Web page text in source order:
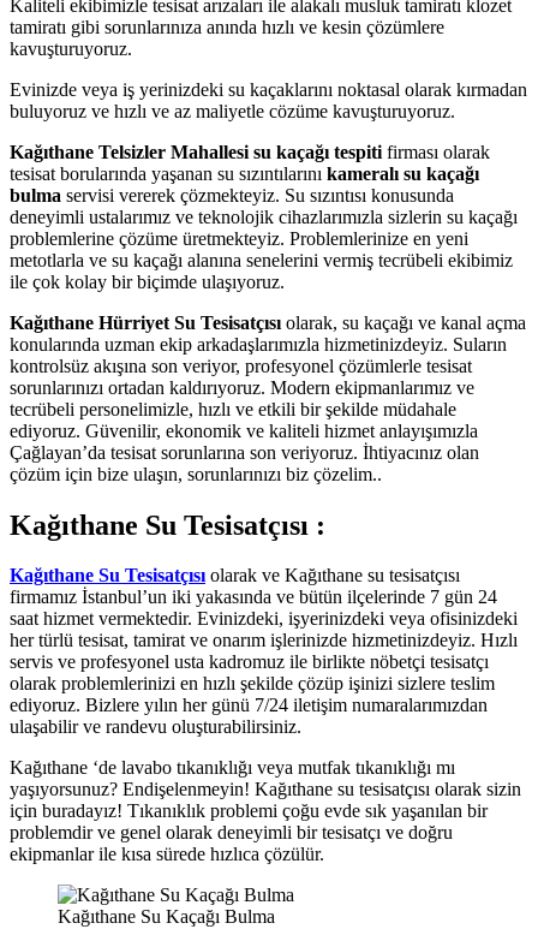
Kaliteli ekibimizle tesisat arızaları ile alakalı musluk tamiratı klozet
tamiratı gibi sorunlarınıza anında hızlı ve kesin çözümlere
kavuşturuyoruz.
Evinizde veya iş yerinizdeki su kaçaklarını noktasal olarak kırmadan
buluyoruz ve hızlı ve az maliyetle cözüme kavuşturuyoruz.
Kağıthane Telsizler Mahallesi su kaçağı tespiti firması olarak
tesisat borularında yaşanan su sızıntılarını kameralı su kaçağı
bulma servisi vererek çözmekteyiz. Su sızıntısı konusunda
deneyimli ustalarımız ve teknolojik cihazlarımızla sizlerin su kaçağı
problemlerine çözüme üretmekteyiz. Problemlerinize en yeni
metotlarla ve su kaçağı alanına senelerini vermiş tecrübeli ekibimiz
ile çok kolay bir biçimde ulaşıyoruz.
Kağıthane Hürriyet Su Tesisatçısı olarak, su kaçağı ve kanal açma
konularında uzman ekip arkadaşlarımızla hizmetinizdeyiz. Suların
kontrolsüz akışına son veriyor, profesyonel çözümlerle tesisat
sorunlarınızı ortadan kaldırıyoruz. Modern ekipmanlarımız ve
tecrübeli personelimizle, hızlı ve etkili bir şekilde müdahale
ediyoruz. Güvenilir, ekonomik ve kaliteli hizmet anlayışımızla
Çağlayan’da tesisat sorunlarına son veriyoruz. İhtiyacınız olan
çözüm için bize ulaşın, sorunlarınızı biz çözelim..
Kağıthane Su Tesisatçısı :
Kağıthane Su Tesisatçısıolarak ve Kağıthane su tesisatçısı
firmamız İstanbul’un iki yakasında ve bütün ilçelerinde 7 gün 24
saat hizmet vermektedir. Evinizdeki, işyerinizdeki veya ofisinizdeki
her türlü tesisat, tamirat ve onarım işlerinizde hizmetinizdeyiz. Hızlı
servis ve profesyonel usta kadromuz ile birlikte nöbetçi tesisatçı
olarak problemlerinizi en hızlı şekilde çözüp işinizi sizlere teslim
ediyoruz. Bizlere yılın her günü 7/24 iletişim numaralarımızdan
ulaşabilir ve randevu oluşturabilirsiniz.
Kağıthane ‘de lavabo tıkanıklığı veya mutfak tıkanıklığı mı
yaşıyorsunuz? Endişelenmeyin! Kağıthane su tesisatçısı olarak sizin
için buradayız! Tıkanıklık problemi çoğu evde sık yaşanılan bir
problemdir ve genel olarak deneyimli bir tesisatçı ve doğru
ekipmanlar ile kısa sürede hızlıca çözülür.
Kağıthane Su Kaçağı Bulma